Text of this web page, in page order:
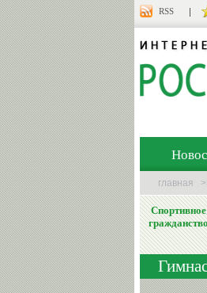
RSS
главная
Спортивное